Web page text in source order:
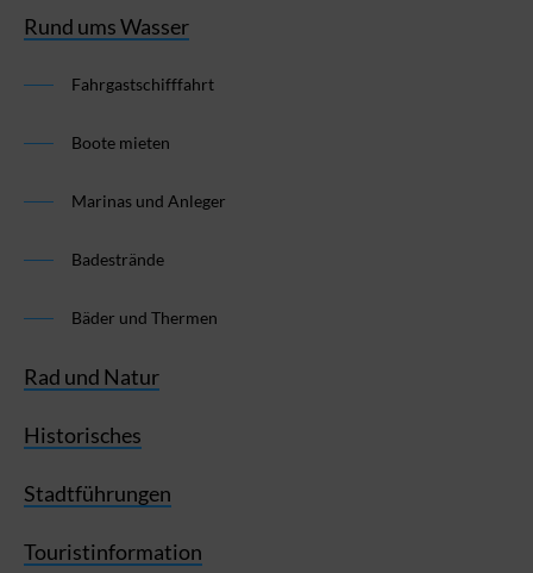
Rund ums Wasser
Fahrgastschifffahrt
Boote mieten
Marinas und Anleger
Badestrände
Bäder und Thermen
Rad und Natur
Historisches
Stadtführungen
Touristinformation